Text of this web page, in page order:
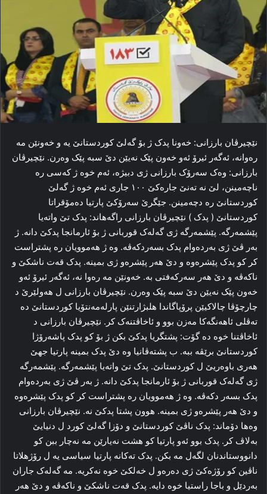
نێچیرڤان بارزانی: خه‌ونا پدک ژ بۆ گه‌لێ کوردستانێ یه‌ و خه‌ونێن مه‌
رەوانه‌، ئه‌گه‌ر ئیرۆ ئه‌و خه‌ون پێک نه‌یێن دێ سبه‌ پێک وه‌رن. نێچیرڤان
بارزانی: وه‌ک سه‌رۆک بارزانی ژی دبیژه‌، ئه‌م خوه‌ ژ که‌سی رە
ناچه‌مینن، لێ نه‌ ته‌نێ جاره‌کێ ١٠٠ جاری ئه‌م خوه‌ ژ گه‌لێ
کوردستانێ رە دچه‌مینن. جێگرێ سه‌رۆکێ پارتیا ده‌مۆقراتا
کوردستانێ ( پدک ) نێچیرڤان بارزانی راگەهاند: پدک تێ واته‌یا
پێشمه‌رگه‌. پێشمه‌رگه‌ ژی گه‌له‌ک قوربانی ژ بۆ ئارمانجا پدکێ دانه‌. ژ
به‌ر ڤێ ژی به‌رده‌وام پدک بسه‌ردکه‌ڤه‌. وه‌ ژ هه‌موویان رە پشتراست
کر کو پدک پێشره‌وه‌ و دێ هه‌ر پێشره‌و ژی بمینه‌. پدک قه‌ت ناشکێ و
ناکه‌ڤه‌ و دێ هه‌ر سه‌رکه‌فتی به‌. خه‌ونێن مه‌ رەوا نه‌، ئه‌گه‌ر ئیرۆ ئه‌و
خه‌ون پێک نه‌یێن دێ سبه‌ پێک وه‌رن. نێچیرڤان بارزانی ل هه‌ولێرێ د
چا‌رچۆڤا چالاکیێن پرۆپاگاندا هلبژارتنێن پارله‌مه‌نتۆیا کوردستانێ ده‌
ته‌ڤلی ئاهه‌نگه‌کا مه‌زن بوو و ئاخاڤتنه‌ک کر. نێچیرڤان بارزانی د
ئاخاڤتنا خوه‌ ده‌ گۆت: پشتگریا پدکێ بکن ژ بۆ کو پدک پاشه‌رۆژا
کوردستانێ برێڤه‌ ببه‌. ب پشته‌ڤانیا وه‌ دێ پدک بمینه‌ پارتیا جهێ
هه‌ری باوه‌ریێ ل کوردستانێ. پدک تێ واته‌یا پێشمه‌رگه‌. پێشمه‌رگه‌
ژی گه‌له‌ک قوربانی ژ بۆ ئارمانجا پدکێ دانه‌. ژ به‌ر ڤێ ژی به‌رده‌وام
پدک بسه‌ر دکه‌ڤه‌. وه‌ ژ هه‌موویان رە پشتراست کر کو پدک پێشره‌وه‌
و دێ هه‌ر پێشره‌و ژی بمینه‌. هوون پشتا پدکێ نه‌. نێچیرڤان بارزانی
وەها دۆماند: پدک ناڤێ کوردستانێ و دۆزا گه‌لێ کورد ل دنیایێ
به‌لاڤ کر. پدک بوو ئه‌و پارتیا کو هشت نه‌یارێن مه‌ نه‌چار ببن کو
دانووستاندنان لگه‌ل مه‌ بکن. پدک ته‌کانه‌ پارتیا سیاسی یه‌ ل رۆژهلاتا
ناڤین کو رۆژه‌کێ ژی ده‌ره‌و ل خه‌لکێ خوه‌ نه‌کریه‌. مه‌ گه‌له‌ک جاران
به‌ردێل و باجا راستیا خوه‌ دایه‌. پدک قه‌ت ناشکێ و ناکه‌ڤه‌ و دێ هه‌ر